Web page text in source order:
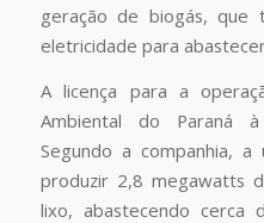
geração de biogás, que
eletricidade para
A licença para a
Ambiental do Paraná
Segundo a companhia,
produzir 2,8 megawatts
lixo, abastecendo cerca